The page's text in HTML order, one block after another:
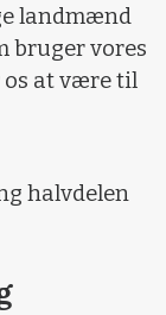
landmænd
bruger vores
os at være til
halvdelen